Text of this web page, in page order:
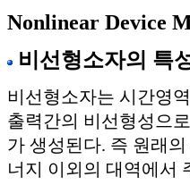
Nonlinear Device
비선형소자의 특
비선형소자는 시간영
출력간의 비선형성으
가 생성된다. 즉 원래
너지 이외의 대역에서